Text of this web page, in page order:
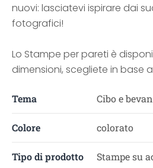
nuovi: lasciatevi ispirare dai
fotografici!
Lo Stampe per pareti è
dimensioni, scegliete in base
Tema Cibo e
Colore colorato
Tipo di prodotto Stampe su